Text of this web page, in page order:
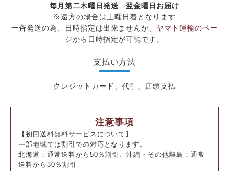
毎月第二木曜日発送→翌金曜日お届け
※遠方の場合は土曜日着となります
一斉発送の為、日時指定は出来ませんが、 ヤマト運輸のペー
ジから日時指定が可能です。
支払い方法
クレジットカード、代引、店頭支払
注意事項
【初回送料無料サービスについて】
一部地域では割引での対応となります。
北海道：通常送料から50％割引、沖縄・その他離島：通常
送料から30％割引